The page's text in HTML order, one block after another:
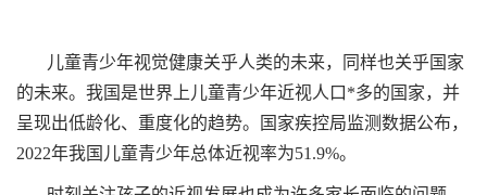
儿童青少年视觉健康关乎人类的未来，同样也关乎国家
的未来。我国是世界上儿童青少年近视人口*多的国家，并
呈现出低龄化、重度化的趋势。国家疾控局监测数据公布，
2022年我国儿童青少年总体近视率为51.9%。